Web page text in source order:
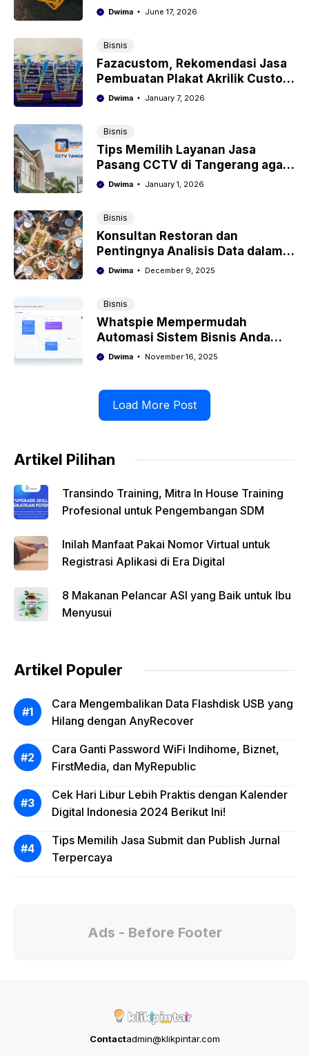
Dwima June 17, 2026
Bisnis
Fazacustom, Rekomendasi Jasa
Pembuatan Plakat Akrilik Custom
Berkualitas
Dwima January 7, 2026
Bisnis
Tips Memilih Layanan Jasa
Pasang CCTV di Tangerang agar
Tidak Salah Pilih
Dwima January 1, 2026
Bisnis
Konsultan Restoran dan
Pentingnya Analisis Data dalam
Keberhasilan Bisnis Kuliner
Dwima December 9, 2025
Bisnis
Whatspie Mempermudah
Automasi Sistem Bisnis Anda
dengan WhatsApp API
Dwima November 16, 2025
Load More Post
Artikel Pilihan
Transindo Training, Mitra In House Training
Profesional untuk Pengembangan SDM
Inilah Manfaat Pakai Nomor Virtual untuk
Registrasi Aplikasi di Era Digital
8 Makanan Pelancar ASI yang Baik untuk Ibu
Menyusui
Artikel Populer
Cara Mengembalikan Data Flashdisk USB yang
Hilang dengan AnyRecover
Cara Ganti Password WiFi Indihome, Biznet,
FirstMedia, dan MyRepublic
Cek Hari Libur Lebih Praktis dengan Kalender
Digital Indonesia 2024 Berikut Ini!
Tips Memilih Jasa Submit dan Publish Jurnal
Terpercaya
Ads - Before Footer
Contactadmin@klikpintar.com